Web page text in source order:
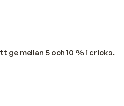
ge mellan 5 och 10 % i dricks.